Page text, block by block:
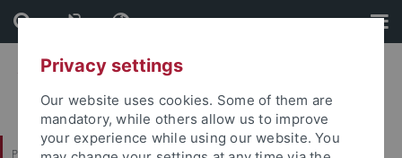
Skip
to
content
Skip
to
footer
Philosophische Fakultät
Privacy settings
Our website uses cookies. Some of them are
mandatory, while others allow us to improve
your experience while using our website. You